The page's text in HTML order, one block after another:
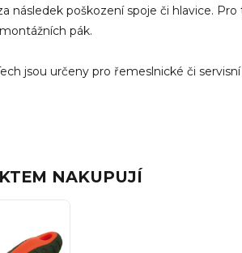
následek poškození spoje či hlavice.
pák.
jsou určeny pro řemeslnické či
NAKUPUJÍ